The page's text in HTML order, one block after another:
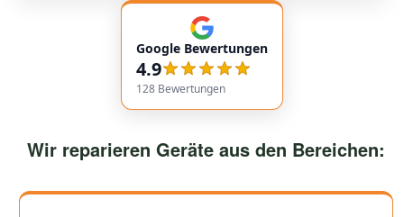
empfehlenswert! Very friendly and professional
communication. Responses came very quickly, and the
service overall was extremely friendly and reliable.
Highly recommended!
Google Bewertungen
4.9
128 Bewertungen
Wir reparieren Geräte aus den Bereichen: